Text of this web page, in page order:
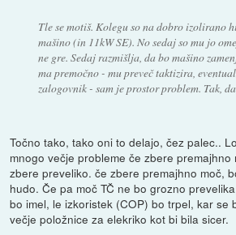
Tle se motiš. Kolegu so na dobro izolirano
mašino (in 11kW SE). No sedaj so mu jo
ne gre. Sedaj razmišlja, da bo mašino
ma premočno - mu preveč taktizira,
zalogovnik - sam je prostor problem. Tak,
Točno tako, tako oni to delajo, čez palec..
mnogo večje probleme če zbere premajhno
zbere preveliko. če zbere premajhno moč,
hudo. Če pa moč TČ ne bo grozno
bo imel, le izkoristek (COP) bo trpel, kar se
večje položnice za elekriko kot bi bila sicer.